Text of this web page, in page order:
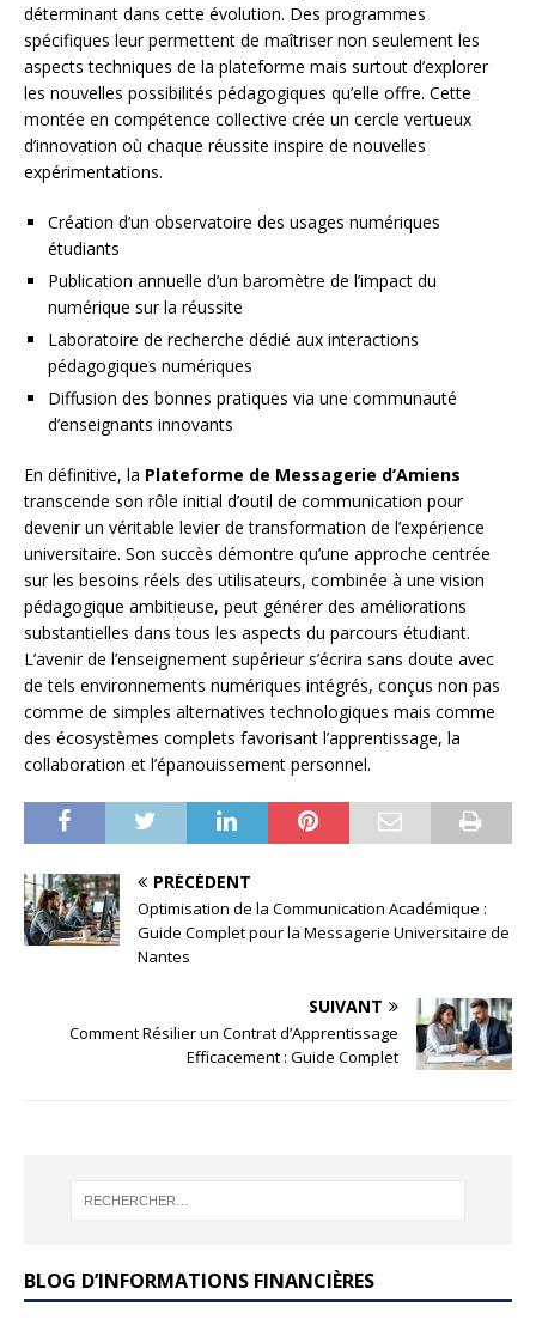
déterminant dans cette évolution. Des programmes
spécifiques leur permettent de maîtriser non seulement les
aspects techniques de la plateforme mais surtout d’explorer
les nouvelles possibilités pédagogiques qu’elle offre. Cette
montée en compétence collective crée un cercle vertueux
d’innovation où chaque réussite inspire de nouvelles
expérimentations.
Création d’un observatoire des usages numériques
étudiants
Publication annuelle d’un baromètre de l’impact du
numérique sur la réussite
Laboratoire de recherche dédié aux interactions
pédagogiques numériques
Diffusion des bonnes pratiques via une communauté
d’enseignants innovants
En définitive, la Plateforme de Messagerie d’Amiens
transcende son rôle initial d’outil de communication pour
devenir un véritable levier de transformation de l’expérience
universitaire. Son succès démontre qu’une approche centrée
sur les besoins réels des utilisateurs, combinée à une vision
pédagogique ambitieuse, peut générer des améliorations
substantielles dans tous les aspects du parcours étudiant.
L’avenir de l’enseignement supérieur s’écrira sans doute avec
de tels environnements numériques intégrés, conçus non pas
comme de simples alternatives technologiques mais comme
des écosystèmes complets favorisant l’apprentissage, la
collaboration et l’épanouissement personnel.
PRÉCÉDENT
Optimisation de la Communication Académique :
Guide Complet pour la Messagerie Universitaire de
Nantes
SUIVANT
Comment Résilier un Contrat d’Apprentissage
Efficacement : Guide Complet
BLOG D’INFORMATIONS FINANCIÈRES